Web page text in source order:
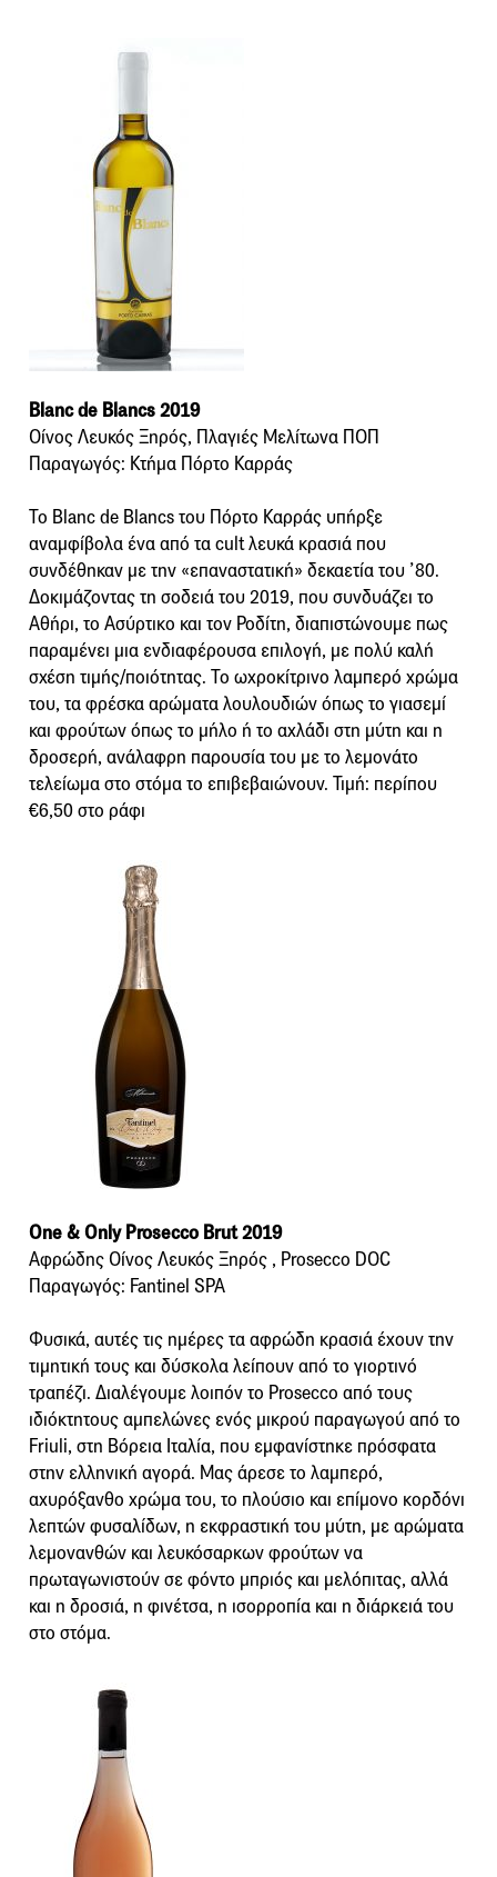
Blanc de Blancs 2019
Οίνος Λευκός Ξηρός, Πλαγιές Μελίτωνα ΠΟΠ
Παραγωγός: Κτήμα Πόρτο Καρράς
Το Blanc de Blancs του Πόρτο Καρράς υπήρξε
αναμφίβολα ένα από τα cult λευκά κρασιά που
συνδέθηκαν με την «επαναστατική» δεκαετία του ’80.
Δοκιμάζοντας τη σοδειά του 2019, που συνδυάζει το
Αθήρι, το Ασύρτικο και τον Ροδίτη, διαπιστώνουμε πως
παραμένει μια ενδιαφέρουσα επιλογή, με πολύ καλή
σχέση τιμής/ποιότητας. Το ωχροκίτρινο λαμπερό χρώμα
του, τα φρέσκα αρώματα λουλουδιών όπως το γιασεμί
και φρούτων όπως το μήλο ή το αχλάδι στη μύτη και η
δροσερή, ανάλαφρη παρουσία του με το λεμονάτο
τελείωμα στο στόμα το επιβεβαιώνουν. Τιμή: περίπου
€6,50 στο ράφι
One & Only Prosecco Brut 2019
Αφρώδης Οίνος Λευκός Ξηρός , Prosecco DOC
Παραγωγός: Fantinel SPA
Φυσικά, αυτές τις ημέρες τα αφρώδη κρασιά έχουν την
τιμητική τους και δύσκολα λείπουν από το γιορτινό
τραπέζι. Διαλέγουμε λοιπόν το Prosecco από τους
ιδιόκτητους αμπελώνες ενός μικρού παραγωγού από το
Friuli, στη Βόρεια Ιταλία, που εμφανίστηκε πρόσφατα
στην ελληνική αγορά. Μας άρεσε το λαμπερό,
αχυρόξανθο χρώμα του, το πλούσιο και επίμονο κορδόνι
λεπτών φυσαλίδων, η εκφραστική του μύτη, με αρώματα
λεμονανθών και λευκόσαρκων φρούτων να
πρωταγωνιστούν σε φόντο μπριός και μελόπιτας, αλλά
και η δροσιά, η φινέτσα, η ισορροπία και η διάρκειά του
στο στόμα.